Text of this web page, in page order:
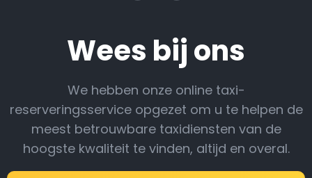
Wees bij ons
We hebben onze online taxi-
reserveringsservice opgezet om u te helpen de
meest betrouwbare taxidiensten van de
hoogste kwaliteit te vinden, altijd en overal.